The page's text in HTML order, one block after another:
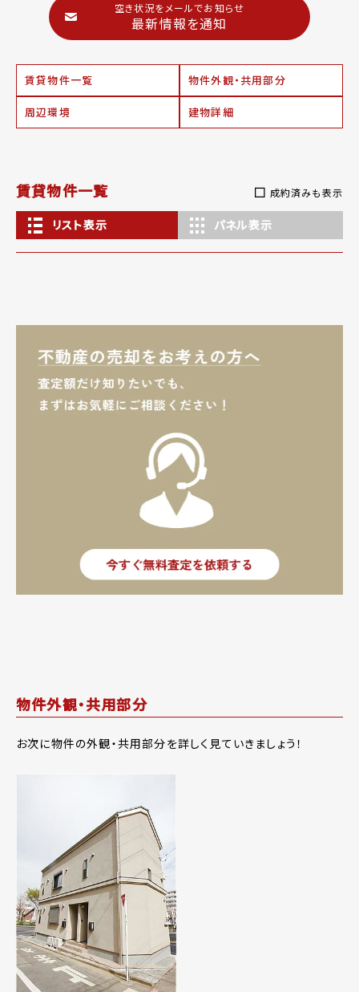
空き状況をメールでお知らせ
最新情報を通知
賃貸物件一覧 物件外観・共用部分
周辺環境 建物詳細
賃貸物件一覧 成約済みも表示
リスト表示 パネル表示
物件外観・共用部分
お次に物件の外観・共用部分を詳しく見ていきましょう！